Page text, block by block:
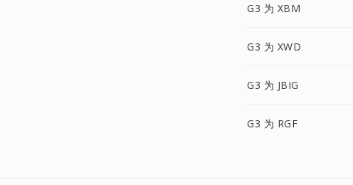
G3 为 XBM
G3 为 XWD
G3 为 JBIG
G3 为 RGF